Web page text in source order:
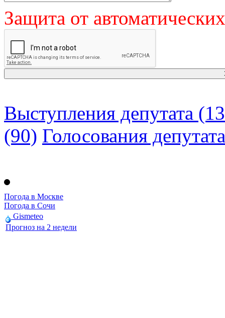
Защита от
Выступления депутата
(90) Голосования депутата
Погода в Москве
Погода в Сочи
Gismeteo
Прогноз на 2 недели